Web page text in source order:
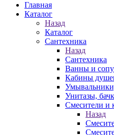
Главная
Каталог
Назад
Каталог
Сантехника
Назад
Сантехника
Ванны и
Кабины
Унитазы,
Смесители и
Назад